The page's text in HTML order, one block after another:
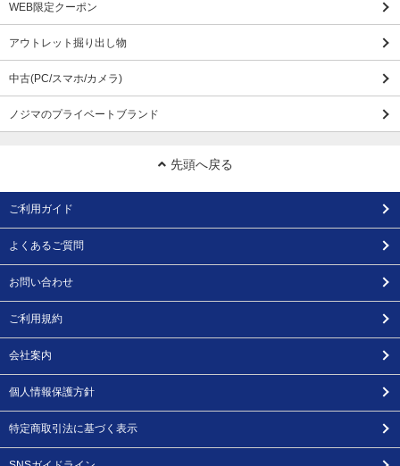
WEB限定クーポン
アウトレット掘り出し物
中古(PC/スマホ/カメラ)
ノジマのプライベートブランド
先頭へ戻る
ご利用ガイド
よくあるご質問
お問い合わせ
ご利用規約
会社案内
個人情報保護方針
特定商取引法に基づく表示